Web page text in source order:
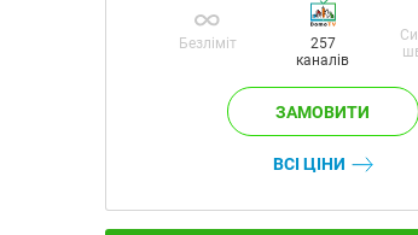
Безліміт
257
каналів
ВСІ ЦІНИ